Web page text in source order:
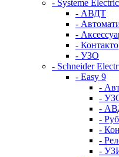
- Systeme Electric
- АВДТ
-
-
-
- УЗО
- Schneider
- Easy 9
-
-
-
-
-
-
-